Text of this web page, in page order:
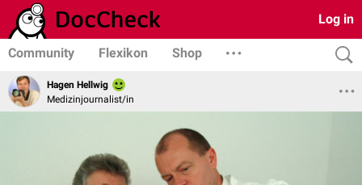
Log in
Community Flexikon Shop
Hagen Hellwig
Medizinjournalist/in